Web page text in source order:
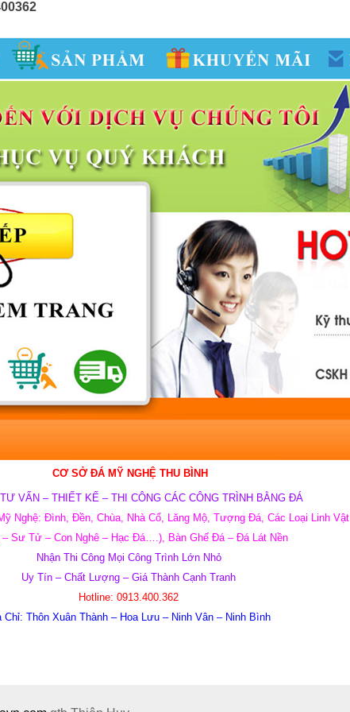
CƠ SỞ ĐÁ MỸ NGHỆ THU BÌNH
VẤN – THIẾT KẾ – THI CÔNG CÁC CÔNG TRÌNH BẰNG ĐÁ
ỹ Nghệ: Đình, Đền, Chùa, Nhà Cổ, Lăng Mộ, Tượng Đá, Các Loại Linh Vật
– Sư Tử – Con Nghê – Hạc Đá….), Bàn Ghế Đá – Đá Lát Nền
Nhận Thi Công Mọi Công Trình Lớn Nhỏ
Uy Tín – Chất Lượng – GiáThành Cạnh Tranh
Hotline: 0913.400.362
Chỉ: Thôn Xuân Thành – Hoa Lưu – Ninh Vân – Ninh Bình